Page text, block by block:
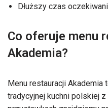
Dłuższy czas
Co oferuje menu
Akademia?
Menu restauracji Akademia
tradycyjnej kuchni polskiej